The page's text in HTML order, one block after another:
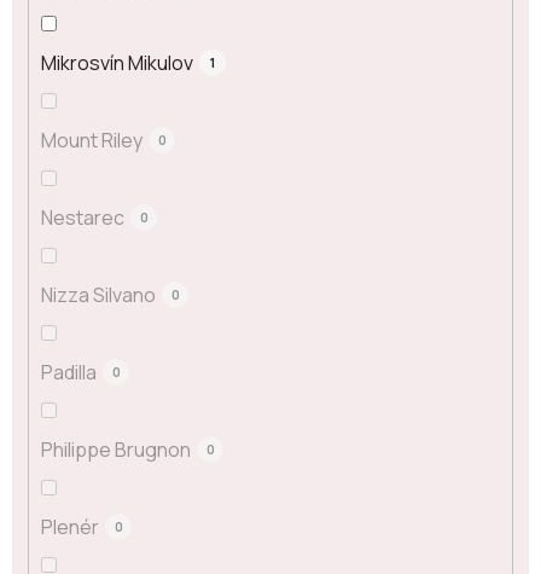
Mikrosvín Mikulov 1
Mount Riley 0
Nestarec 0
Nizza Silvano 0
Padilla 0
Philippe Brugnon 0
Plenér 0